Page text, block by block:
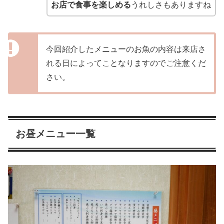
お店で食事を楽しめる うれしさもありますね
今回紹介したメニューのお魚の内容は来店さ
れる日によってことなりますのでご注意くだ
さい。
お昼メニュー一覧